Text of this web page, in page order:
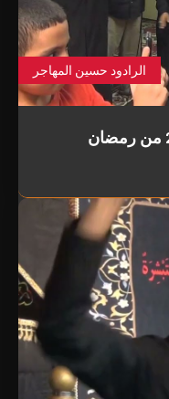
الرادود حسين المهاجر
الرادود حسين المهاجر ليلة 20 من رمضان